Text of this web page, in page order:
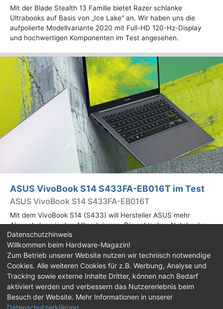
Mit der Blade Stealth 13 Familie bietet Razer schlanke
Ultrabooks auf Basis von „Ice Lake“ an. Wir haben uns die
aufpolierte Modellvariante 2020 mit Full-HD 120-Hz-Display
und hochwertigen Komponenten im Test angesehen.
ASUS VivoBook S14 S433FA-EB016T im Test
ASUS VivoBook S14 S433FA-EB016T
Mit dem VivoBook S14 (S433) will Hersteller ASUS mehr
Abwechslung in den Alltag bringen. Die schlanken Notebooks
basieren auf Intels Comet-Lake-Plattform und bieten
beachtliche Rechenpower in einem kompakten Gehäuse.
Impressum| Kontakt |Jobs |Datenschutz |
Consent‑Einstellungen |Haftungsausschluss
Feed Facebook
Datenschutzhinweis
Willkommen beim Hardware-Magazin!
Zum Betrieb unserer Website nutzen wir technisch notwendige
Cookies. Alle weiteren Cookies für z.B. Werbung, Analyse und
Tracking sowie externe Inhalte Dritter, können nach Bedarf
aktiviert werden und verbessern das Nutzererlebnis beim
Besuch der Website. Mehr Informationen in unserer
Datenschutzerklärung